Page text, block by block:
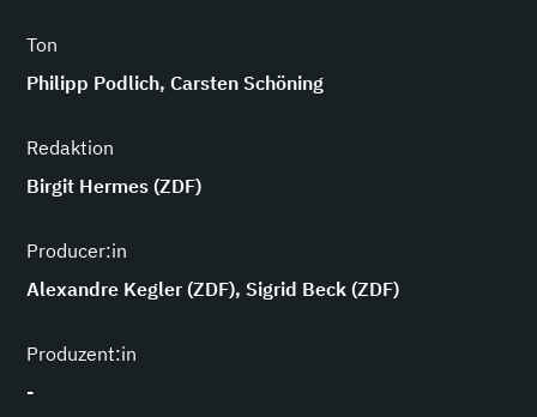
Ton
Philipp Podlich, Carsten Schöning
Redaktion
Birgit Hermes (ZDF)
Producer:in
Alexandre Kegler (ZDF), Sigrid Beck (ZDF)
Produzent:in
-